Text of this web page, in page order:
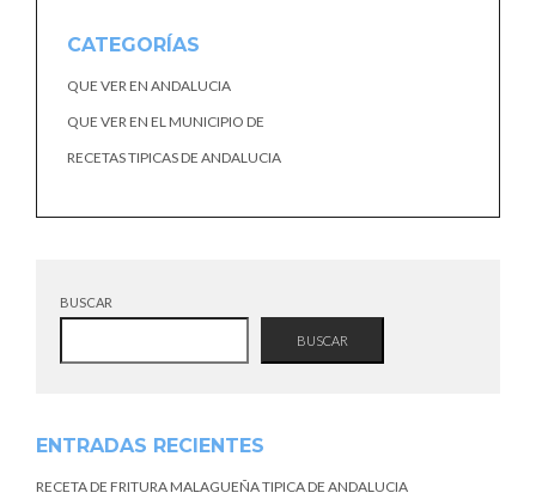
CATEGORÍAS
QUE VER EN ANDALUCIA
QUE VER EN EL MUNICIPIO DE
RECETAS TIPICAS DE ANDALUCIA
BUSCAR
BUSCAR
ENTRADAS RECIENTES
RECETA DE FRITURA MALAGUEÑA TIPICA DE ANDALUCIA